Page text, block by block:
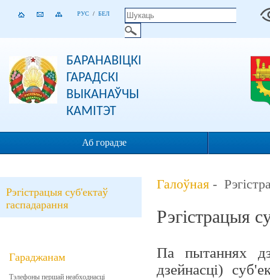
РУС / БЕЛ
БАРАНАВІЦКІ
ГАРАДСКІ
ВЫКАНАЎЧЫ
КАМІТЭТ
Аб горадзе
Рэгістрацыя суб'ектаў
гаспадарання
Гараджанам
Тэлефоны першай неабходнасці
Галоўная -
Рэгістрацыя
Па пытаннях
дзейнасці)